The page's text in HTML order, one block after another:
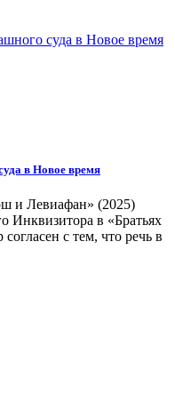
в Новое время
и Левиафан» (2025)
Инквизитора в «Братьях
с тем, что речь в